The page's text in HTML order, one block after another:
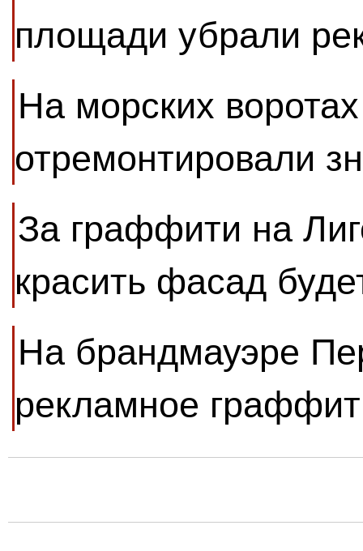
площади убрали
На морских
отремонтировали
За граффити на
красить фасад
На брандмауэре
рекламное